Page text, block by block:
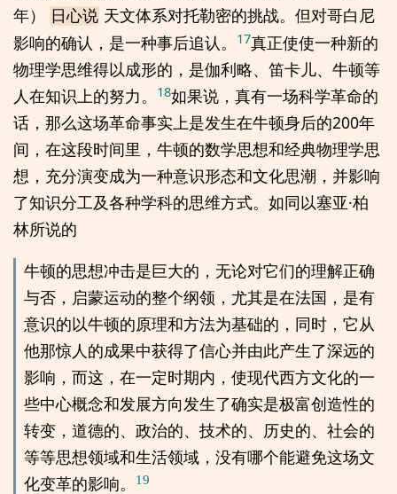
年）
日心说 天文体系对托勒密的挑战。但对哥白尼
影响的确认，是一种事后追认。
17真正使使一种新的
物理学思维得以成形的，是伽利略、笛卡儿、牛顿等
人在知识上的努力。
18如果说，真有一场科学革命的
话，那么这场革命事实上是发生在牛顿身后的200年
间，在这段时间里，牛顿的数学思想和经典物理学思
想，充分演变成为一种意识形态和文化思潮，并影响
了知识分工及各种学科的思维方式。如同以塞亚·柏
林所说的
牛顿的思想冲击是巨大的，无论对它们的理解正确
与否，启蒙运动的整个纲领，尤其是在法国，是有
意识的以牛顿的原理和方法为基础的，同时，它从
他那惊人的成果中获得了信心并由此产生了深远的
影响，而这，在一定时期内，使现代西方文化的一
些中心概念和发展方向发生了确实是极富创造性的
转变，道德的、政治的、技术的、历史的、社会的
等等思想领域和生活领域，没有哪个能避免这场文
化变革的影响。
19